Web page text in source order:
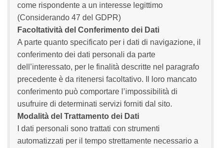
come rispondente a un interesse legittimo
(Considerando 47 del GDPR)
Facoltatività del Conferimento dei Dati
A parte quanto specificato per i dati di navigazione, il
conferimento dei dati personali da parte
dell’interessato, per le finalità descritte nel paragrafo
precedente è da ritenersi facoltativo. Il loro mancato
conferimento può comportare l’impossibilità di
usufruire di determinati servizi forniti dal sito.
Modalità del Trattamento dei Dati
I dati personali sono trattati con strumenti
automatizzati per il tempo strettamente necessario a